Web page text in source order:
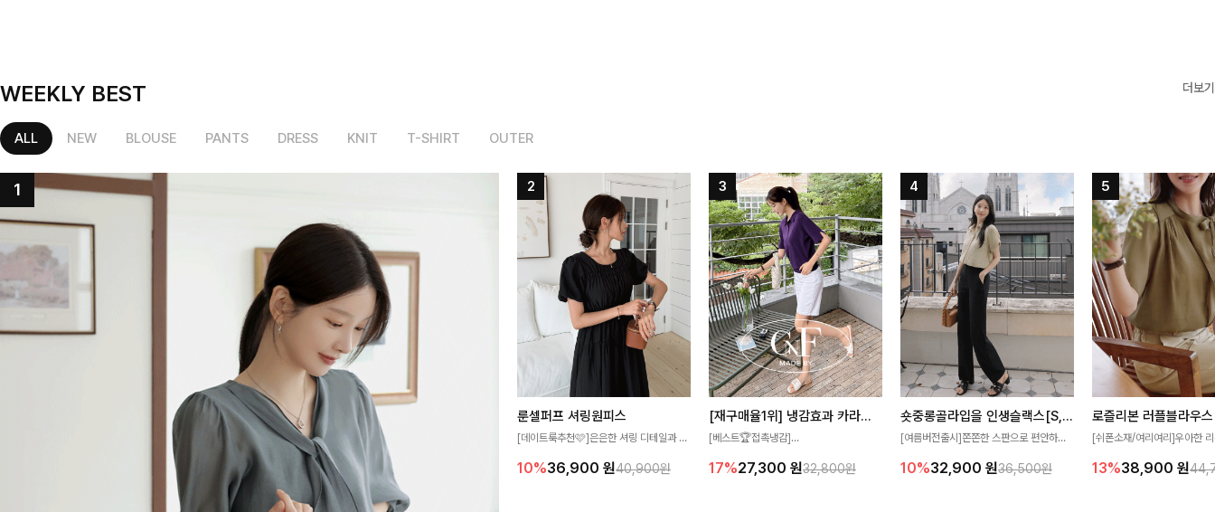
WEEKLY BEST 더보기
ALL NEW BLOUSE PANTS DRESS KNIT T-SHIRT OUTER
룬셀퍼프 셔링원피스
[데이트룩추천🩷]은은한 셔링 디테일과 퍼
성해주는 원피스🤍 허리 스모크 밴딩이 슬
10%36,900 원40,900원
[재구매율1위] 냉감효과 카라니트
[베스트🏆접촉냉감]
고 가벼운 소재감으로 여름에도 시원하게
17%27,300 원32,800원
숏중롱골라입을 인생슬랙스[S,M,L,XL사이즈]
[여름버전출시]쫀쫀한 스판으로 편안하게
숏·기본·롱 기장과 와이드·부츠컷 핏까지 취
10%32,900 원36,500원
로즐리본 러플블라우스
[쉬폰소재/여리여리]우아한
분위기를 더해주는 블라우스
13%38,900 원